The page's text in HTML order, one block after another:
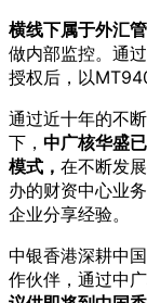
横线下属于外汇
做内部监控。通
授权后，以
通过近十年的不
下， 中广核华盛
模式， 在不断发
办的财资中心业
企业分享经验。
中银香港深耕中
作伙伴，通过中